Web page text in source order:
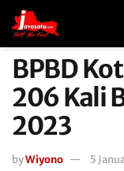
BPBD
206 Kali
2023
byWiyono 5